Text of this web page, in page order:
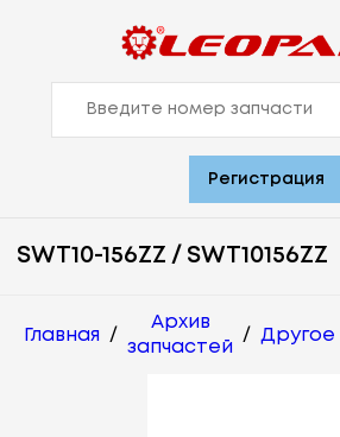
Регистрация
SWT10-156ZZ / SWT10156ZZ
Главная /
Архив
запчастей
/ Другое